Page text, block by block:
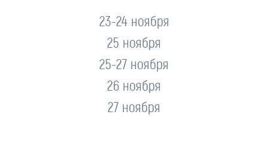
23-24 ноября
25 ноября
25-27 ноября
26 ноября
27 ноября